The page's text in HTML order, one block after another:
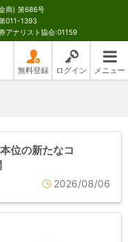
商) 第686号
011-1393
アナリスト協会:01159
無料登録 ログイン メニュー
位の新たなコ
2026/08/06